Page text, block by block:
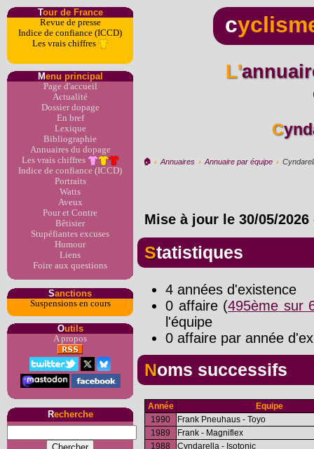
Tour de France
Revue de presse
Indice de confiance (ICCD)
Les vrais chiffres
Menu principal
Page d'accueil
Actualité
Dossier dopage
En bref
Lexique
Bibliographie
Annuaires du dopage
Les vrais chiffres
Indice de confiance (ICCD)
Portraits
Watts
Aveux
Pour et Contre
Bêtisier
Stupéfiantes excuses
Humour
Liens
Foire aux questions
Sanctions
Suspensions en cours
Outils
A propos
Recherche
c
L'annuaire du dopage par
🏠︎ › Annuaires › Annuaire par équipe ›
Mise à jour le 30/05/2026
Statistiques
4 années d'existence
0 affaire (495ème sur
l'équipe
0 affaire par année
Noms successifs
Année
Equipe
1990
Frank Pneuhaus - Toyo
1989
Frank - Magniflex
1988
Cyndarella - Isotonic